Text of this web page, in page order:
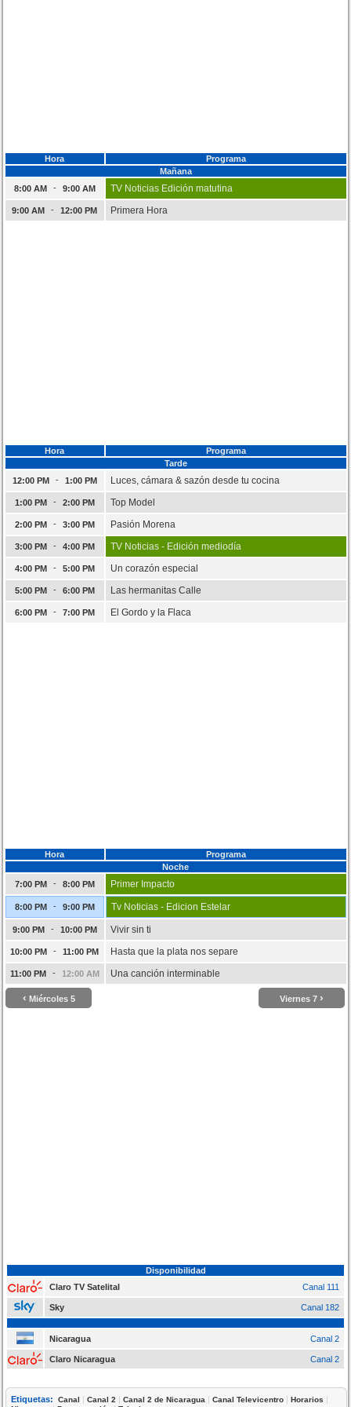
Hora
Programa
Mañana
8:00 AM
- 9:00 AM TV Noticias Edición matutina
9:00 AM - 12:00 PM Primera Hora
Hora
Programa
Tarde
12:00 PM
- 1:00 PM Luces, cámara & sazón desde tu cocina
1:00 PM - 2:00 PM Top Model
2:00 PM - 3:00 PM Pasión Morena
3:00 PM - 4:00 PM TV Noticias - Edición mediodía
4:00 PM - 5:00 PM Un corazón especial
5:00 PM - 6:00 PM Las hermanitas Calle
6:00 PM - 7:00 PM El Gordo y la Flaca
Hora
Programa
Noche
7:00 PM
- 8:00 PM Primer Impacto
8:00 PM - 9:00 PM Tv Noticias - Edicion Estelar
9:00 PM - 10:00 PM Vivir sin ti
10:00 PM - 11:00 PM Hasta que la plata nos separe
11:00 PM - 12:00 AM Una canción interminable
‹ Miércoles 5 Viernes 7 ›
Disponibilidad
Claro TV Satelital
Canal 111
Sky Canal 182
Nicaragua Canal 2
Claro Nicaragua Canal 2
Etiquetas: Canal |Canal 2 |Canal 2 de Nicaragua |Canal Televicentro |Horarios |